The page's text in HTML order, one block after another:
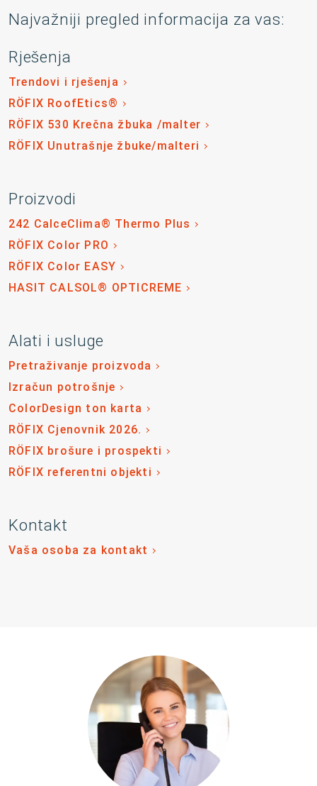
Najvažniji pregled informacija za vas:
Rješenja
Trendovi i rješenja
RÖFIX RoofEtics®
RÖFIX 530 Krečna žbuka /malter
RÖFIX Unutrašnje žbuke/malteri
Proizvodi
242 CalceClima® Thermo Plus
RÖFIX Color PRO
RÖFIX Color EASY
HASIT CALSOL® OPTICREME
Alati i usluge
Pretraživanje proizvoda
Izračun potrošnje
ColorDesign ton karta
RÖFIX Cjenovnik 2026.
RÖFIX brošure i prospekti
RÖFIX referentni objekti
Kontakt
Vaša osoba za kontakt